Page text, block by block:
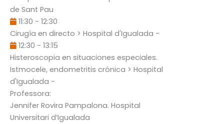
de Sant Pau
11:30 - 12:30
Cirugía en directo > Hospital d'Igualada -
12:30 - 13:15
Histeroscopia en situaciones especiales.
Istmocele, endometritis crónica > Hospital
d'Igualada -
Professora:
Jennifer Rovira Pampalona. Hospital
Universitari d’Igualada